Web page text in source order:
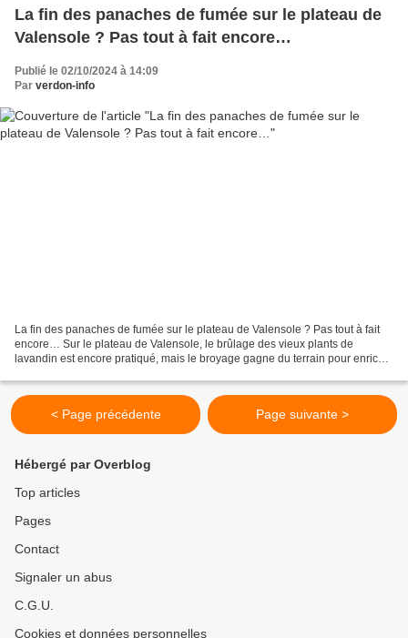
La fin des panaches de fumée sur le plateau de
Valensole ? Pas tout à fait encore…
Publié le 02/10/2024 à 14:09
Par verdon-info
La fin des panaches de fumée sur le plateau de Valensole ? Pas tout à fait
encore… Sur le plateau de Valensole, le brûlage des vieux plants de
lavandin est encore pratiqué, mais le broyage gagne du terrain pour enrichir
< Page précédente Page suivante >
Hébergé par Overblog
Top articles
Pages
Contact
Signaler un abus
C.G.U.
Cookies et données personnelles